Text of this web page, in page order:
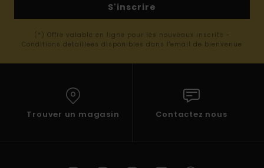
S'inscrire
(*) Offre valable en ligne pour les nouveaux inscrits -
Conditions détaillées disponibles dans l'email de bienvenue
Trouver un magasin Contactez nous